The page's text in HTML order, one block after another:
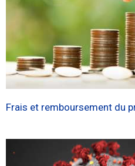
Frais et remboursement du